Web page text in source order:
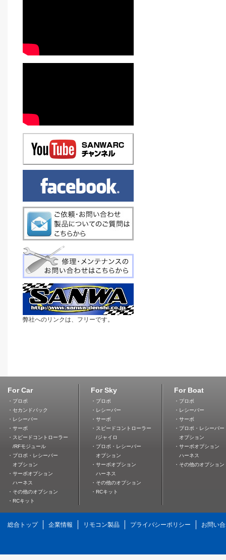
弊社へのリンクは、フリーです。
For Car
・プロポ
・セカンドパック
・レシーバー
・サーボ
・スピードコントローラー
/RFモジュール
・プロポ・レシーバー
オプション
・サーボオプション
ハーネス
・その他のオプション
・RCキット
For Sky
・プロポ
・レシーバー
・サーボ
・スピードコントローラー
/ジャイロ
・プロポ・レシーバー
オプション
・サーボオプション
ハーネス
・その他のオプション
・RCキット
For Boat
・プロポ
・レシーバー
・サーボ
・プロポ・レシーバー
オプション
・サーボオプション
ハーネス
・その他のオプション
総合トップ 企業情報 リモコン製品 プライバシーポリシー お問い